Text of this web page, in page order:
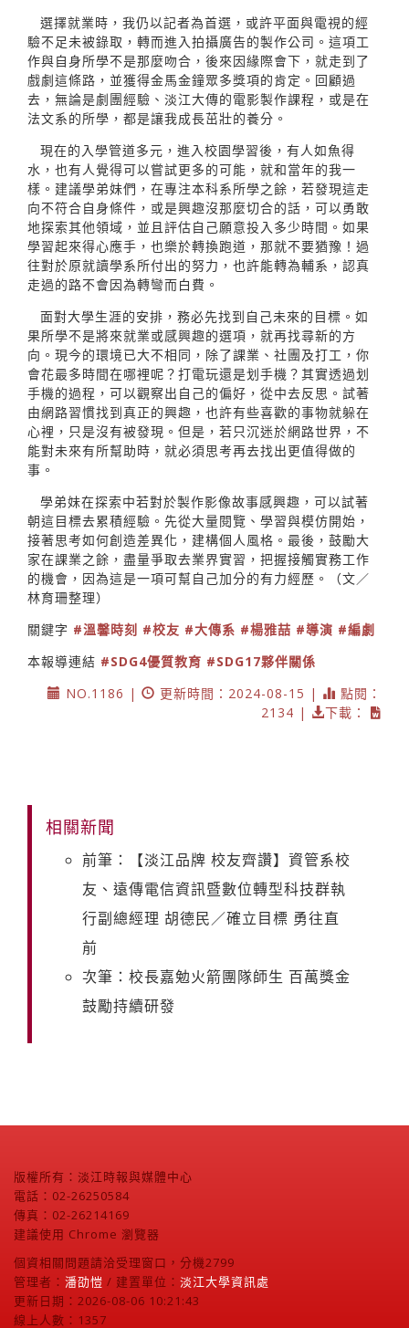
選擇就業時，我仍以記者為首選，或許平面與電視的經
驗不足未被錄取，轉而進入拍攝廣告的製作公司。這項工
作與自身所學不是那麼吻合，後來因緣際會下，就走到了
戲劇這條路，並獲得金馬金鐘眾多獎項的肯定。回顧過
去，無論是劇團經驗、淡江大傳的電影製作課程，或是在
法文系的所學，都是讓我成長茁壯的養分。
現在的入學管道多元，進入校園學習後，有人如魚得
水，也有人覺得可以嘗試更多的可能，就和當年的我一
樣。建議學弟妹們，在專注本科系所學之餘，若發現這走
向不符合自身條件，或是興趣沒那麼切合的話，可以勇敢
地探索其他領域，並且評估自己願意投入多少時間。如果
學習起來得心應手，也樂於轉換跑道，那就不要猶豫！過
往對於原就讀學系所付出的努力，也許能轉為輔系，認真
走過的路不會因為轉彎而白費。
面對大學生涯的安排，務必先找到自己未來的目標。如
果所學不是將來就業或感興趣的選項，就再找尋新的方
向。現今的環境已大不相同，除了課業、社團及打工，你
會花最多時間在哪裡呢？打電玩還是划手機？其實透過划
手機的過程，可以觀察出自己的偏好，從中去反思。試著
由網路習慣找到真正的興趣，也許有些喜歡的事物就躲在
心裡，只是沒有被發現。但是，若只沉迷於網路世界，不
能對未來有所幫助時，就必須思考再去找出更值得做的
事。
學弟妹在探索中若對於製作影像故事感興趣，可以試著
朝這目標去累積經驗。先從大量閱覽、學習與模仿開始，
接著思考如何創造差異化，建構個人風格。最後，鼓勵大
家在課業之餘，盡量爭取去業界實習，把握接觸實務工作
的機會，因為這是一項可幫自己加分的有力經歷。（文／
林育珊整理）
關鍵字 #溫馨時刻 #校友 #大傳系 #楊雅喆 #導演 #編劇
本報導連結 #SDG4優質教育 #SDG17夥伴關係
NO.1186 |
更新時間：2024-08-15 |
點閱：
2134 |
下載：
相關新聞
前筆：【淡江品牌 校友齊讚】資管系校
友、遠傳電信資訊暨數位轉型科技群執
行副總經理 胡德民／確立目標 勇往直
前
次筆：校長嘉勉火箭團隊師生 百萬獎金
鼓勵持續研發
版權所有：淡江時報與媒體中心
電話：02-26250584
傳真：02-26214169
建議使用 Chrome 瀏覽器
個資相關問題請洽受理窗口，分機2799
管理者： 潘劭愷 / 建置單位： 淡江大學資訊處
更新日期：2026-08-06 10:21:43
線上人數：1357